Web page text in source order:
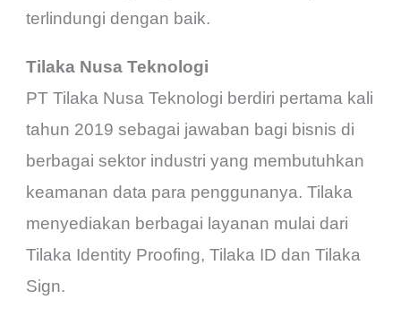
terlindungi dengan baik.
Tilaka Nusa Teknologi
PT Tilaka Nusa Teknologi berdiri pertama kali
tahun 2019 sebagai jawaban bagi bisnis di
berbagai sektor industri yang membutuhkan
keamanan data para penggunanya. Tilaka
menyediakan berbagai layanan mulai dari
Tilaka Identity Proofing, Tilaka ID dan Tilaka
Sign.